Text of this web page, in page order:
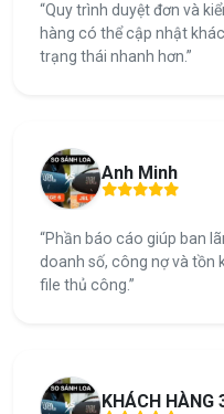
“Quy trình duyệt đơn và
hàng có thể cập nhật
trạng thái nhanh hơn.”
Anh Minh
“Phần báo cáo giúp ban
doanh số, công nợ và tồn
file thủ công.”
KHÁCH HÀNG